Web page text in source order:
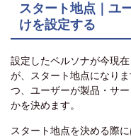
スタート地点｜ユ
けを設定する
設定したペルソナが今現
が、スタート地点になり
つ、ユーザーが製品・サ
かを決めます。
スタート地点を決める際